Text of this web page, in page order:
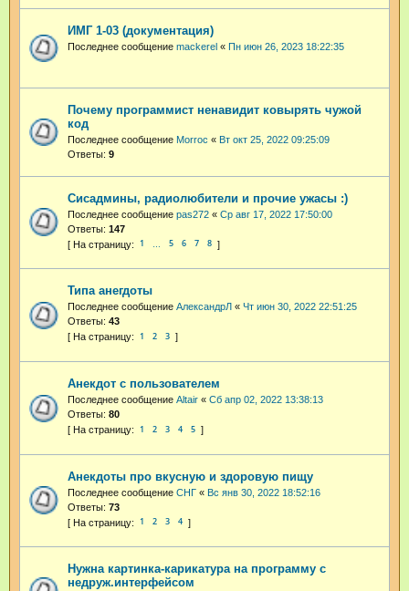
ИМГ 1-03 (документация)
Последнее сообщение mackerel « Пн июн 26, 2023 18:22:35
Почему программист ненавидит ковырять чужой
код
Последнее сообщение Morroc « Вт окт 25, 2022 09:25:09
Ответы: 9
Сисадмины, радиолюбители и прочие ужасы :)
Последнее сообщение pas272 « Ср авг 17, 2022 17:50:00
Ответы: 147
1 5 6 7 8
Типа анегдоты
Последнее сообщение АлександрЛ « Чт июн 30, 2022 22:51:25
Ответы: 43
1 2 3
Анекдот с пользователем
Последнее сообщение Altair « Сб апр 02, 2022 13:38:13
Ответы: 80
1 2 3 4 5
Анекдоты про вкусную и здоровую пищу
Последнее сообщение СНГ « Вс янв 30, 2022 18:52:16
Ответы: 73
1 2 3 4
Нужна картинка-карикатура на программу с
недруж.интерфейсом